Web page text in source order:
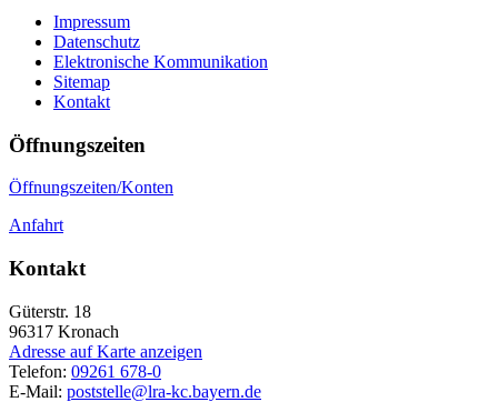
Impressum
Datenschutz
Elektronische Kommunikation
Sitemap
Kontakt
Öffnungszeiten
Öffnungszeiten/Konten
Anfahrt
Kontakt
Güterstr. 18
96317 Kronach
Adresse auf Karte anzeigen
Telefon: 09261 678-0
E-Mail: poststelle@lra-kc.bayern.de